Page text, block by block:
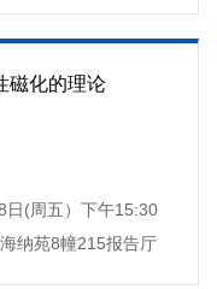
磁化的理论
日(周五）下午15:30
纳苑8幢215报告厅